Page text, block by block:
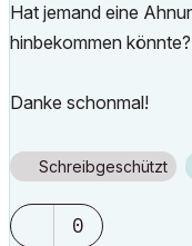
Hat jemand eine
hinbekommen könnte?
Danke schonmal!
Schreibgeschützt
0